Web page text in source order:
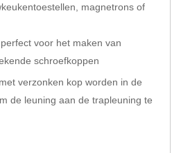
magnetrons of
voor het maken van
schroefkoppen
verzonken kop worden in de
de leuning aan de trapleuning te